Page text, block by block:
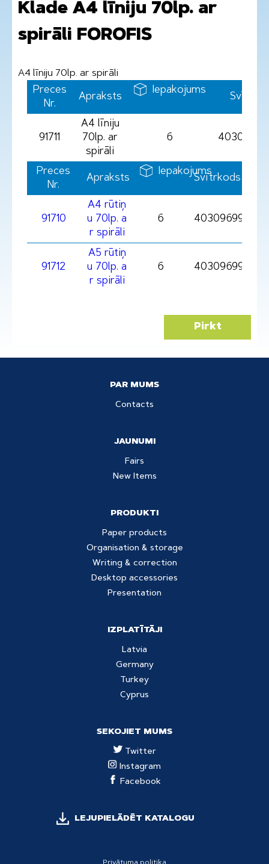
Klade A4 līniju 70lp. ar
spirāli FOROFIS
A4 līniju 70lp. ar spirāli
Preces
Nr.
Apraksts
Iepakojums
91711
A4 līniju
70lp. ar
spirāli
6
Preces
Nr.
Apraksts
Iepakojums
Svītrkods
91710
A4 rūtiņ
u 70lp. a
r spirāli
6 4030969917107
91712
A5 rūtiņ
u 70lp. a
r spirāli
6 4030969917121
Pirkt
PAR MUMS
Contacts
JAUNUMI
Fairs
New Items
PRODUKTI
Paper products
Organisation & storage
Writing & correction
Desktop accessories
Presentation
IZPLATĪTĀJI
Latvia
Germany
Turkey
Cyprus
SEKOJIET MUMS
Twitter
Instagram
Facebook
LEJUPIELĀDĒT KATALOGU